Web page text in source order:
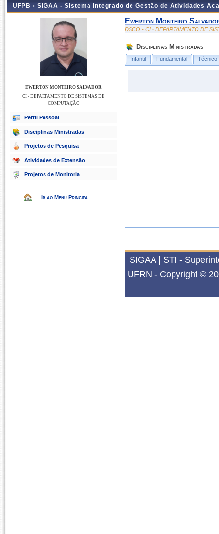
UFPB › SIGAA - Sistema Integrado de Gestão de Atividades
EWERTON MONTEIRO SALVADOR
CI - DEPARTAMENTO DE SISTEMAS DE
COMPUTAÇÃO
Perfil Pessoal
Disciplinas Ministradas
Projetos de Pesquisa
Atividades de Extensão
Projetos de Monitoria
Ir ao Menu Principal
Ewerton Monteiro
DSCO - CI - DEPARTAMENTO DE
Disciplinas Ministradas
Infantil Fundamental Técnico
SIGAA | STI -
UFRN - Copyright ©